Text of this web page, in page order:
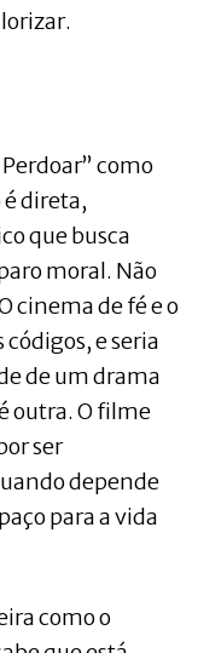
como
direta,
que busca
moral. Não
cinema de fé e o
e seria
de um drama
outra. O filme
ser
depende
para a vida
como o